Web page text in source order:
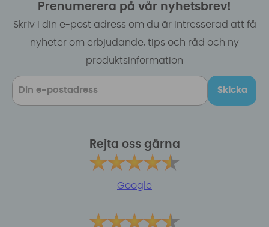
Prenumerera på vår nyhetsbrev!
Skriv i din e-post adress om du är intresserad att få
nyheter om erbjudande, tips och råd och ny
produktsinformation
Skicka
Rejta oss gärna
Google